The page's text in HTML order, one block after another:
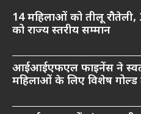
14 महिलाओं को तीलू रौतेली,
को राज्य स्तरीय सम्मान
आईआईएफएल फाइनेंस ने
महिलाओं के लिए विशेष